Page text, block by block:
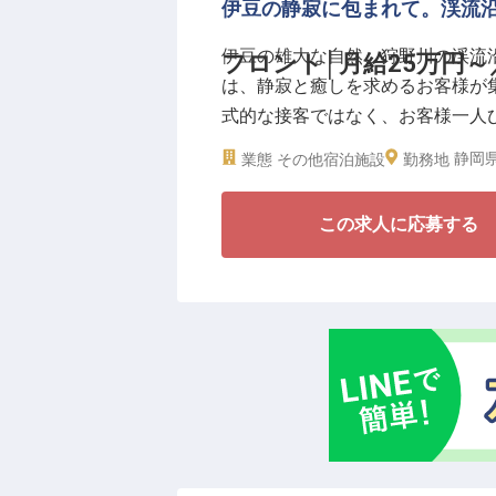
安定基盤のリブマックスリゾー
らの移住も大歓迎。充実した福
求し、自らの市場価値を高めて
フロント│月給25万円～
伊豆の静寂に包まれて。渓流
伊豆の雄大な自然、狩野川の渓
は、静寂と癒しを求めるお客様
式的な接客ではなく、お客様一
ことです。
魅了する。そんな一生モノの接
を実感できる環境で自身の可能
――業界屈指の待遇・制度――
◎未経験OK！充実の研修制度で
◎寮全額会社負担！光熱費以外の
◎年間休日120日！オンオフのメ
◎月給25万円以上の安定収入＋昇
業態 その他宿泊施設 勤務地 静岡
この求人に応募する